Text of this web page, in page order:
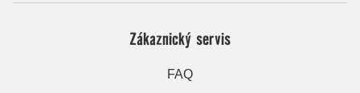
Zákaznický servis
FAQ